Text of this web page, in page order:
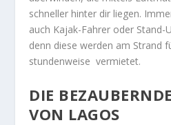
schneller hinter dir liegen.
auch Kajak-Fahrer oder Stand-
denn diese werden am Strand
stundenweise vermietet.
DIE
VON LAGOS